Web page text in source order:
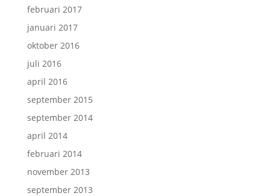
februari 2017
januari 2017
oktober 2016
juli 2016
april 2016
september 2015
september 2014
april 2014
februari 2014
november 2013
september 2013